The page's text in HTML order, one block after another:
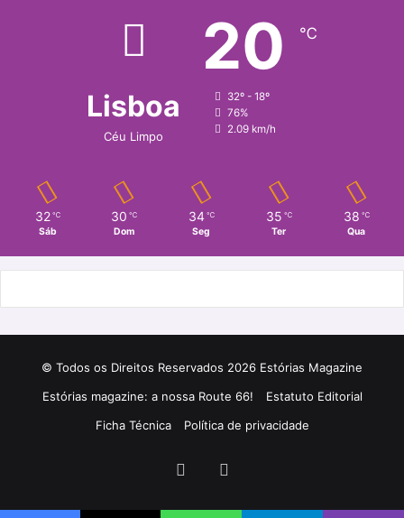
Lisboa
Céu Limpo
20 ℃
32º - 18º
76%
2.09 km/h
32 ℃
Sáb
30 ℃
Dom
34 ℃
Seg
35 ℃
Ter
38 ℃
Qua
© Todos os Direitos Reservados 2026 Estórias Magazine
Estórias magazine: a nossa Route 66!
Estatuto Editorial
Ficha Técnica
Política de privacidade
Facebook